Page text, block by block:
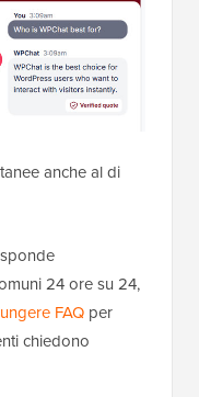
anche al di
24 ore su 24,
FAQ per
chiedono